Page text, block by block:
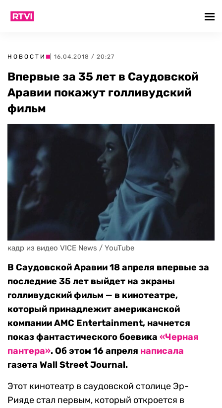
НОВОСТИ | 16.04.2018 / 20:27
Впервые за 35 лет в Саудовской
Аравии покажут голливудский
фильм
кадр из видео VICE News / YouTube
В Саудовской Аравии 18 апреля впервые за
последние 35 лет выйдет на экраны
голливудский фильм — в кинотеатре,
который принадлежит американской
компании AMC Entertainment, начнется
показ фантастического боевика «Черная
пантера». Об этом 16 апреля написала
газета Wall Street Journal.
Этот кинотеатр в саудовской столице Эр-
Рияде стал первым, который откроется в